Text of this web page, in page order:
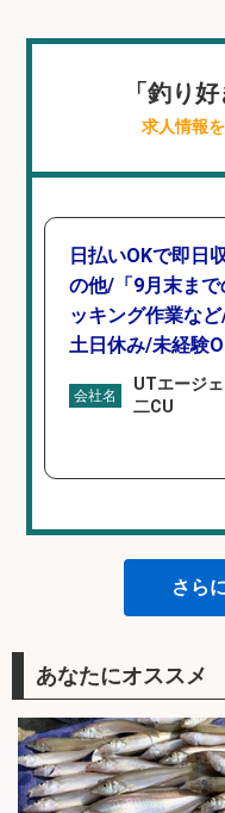
「釣り
求人情報
日払いOKで即日
の他/「9月末ま
ッキング作業な
土日休み/未経験
会社名
UTエージ
二CU
さら
あなたにオススメ